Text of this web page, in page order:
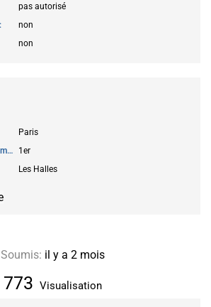
pas autorisé
non
non
Paris
Arrondissement ou Commune
1er
Les Halles
773 Visualisation
Soumis: il y a 2 mois